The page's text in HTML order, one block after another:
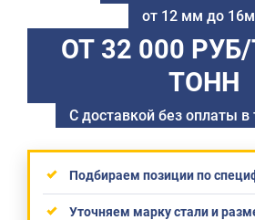
от 12 мм до
ОТ 32 000
ТОНН
С доставкой без оплаты в
Подбираем позиции по
Уточняем марку стали и